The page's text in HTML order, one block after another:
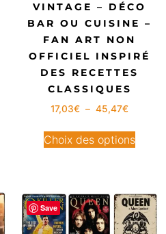
VINTAGE – DÉCO
BAR OU CUISINE –
FAN ART NON
OFFICIEL INSPIRÉ
DES RECETTES
CLASSIQUES
17,03€ – 45,47€
Choix des options
Save